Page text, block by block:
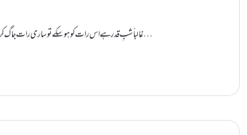
غالباً شبِ قدر ہے اس رات کو ہوسکے تو ساری رات جاگ کر عبادت کرو، ورنہ سحری کھاکر پھر نہ…